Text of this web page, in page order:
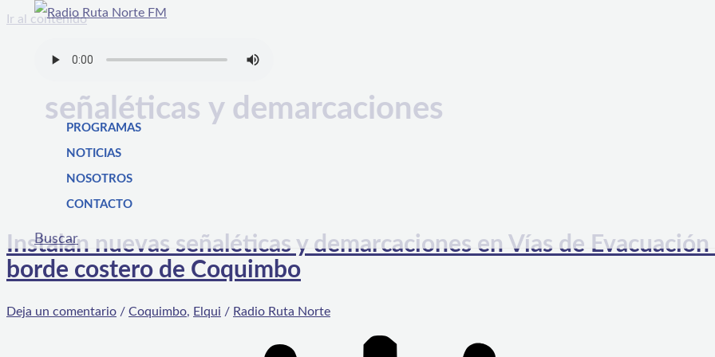
Ir al contenido
PROGRAMAS
NOTICIAS
NOSOTROS
CONTACTO
Buscar
señaléticas y demarcaciones
Instalan nuevas señaléticas y demarcaciones en Vías de Evacuación
borde costero de Coquimbo
Deja un comentario / Coquimbo, Elqui / Radio Ruta Norte